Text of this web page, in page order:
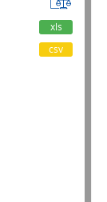
xls
csv